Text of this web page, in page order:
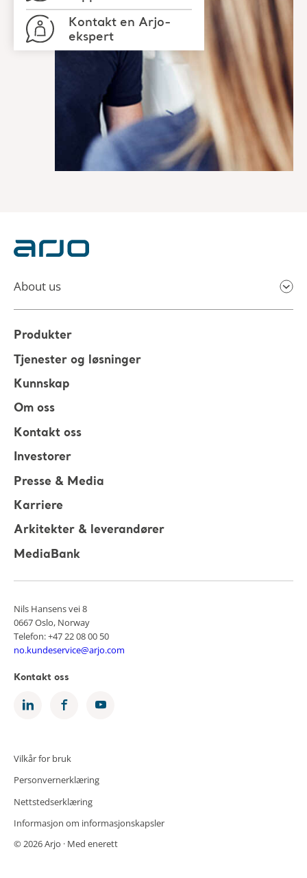
About us
Produkter
Tjenester og løsninger
Kunnskap
Om oss
Kontakt oss
Investorer
Presse & Media
Karriere
Arkitekter & leverandører
MediaBank
Nils Hansens vei 8
0667 Oslo, Norway
Telefon: +47 22 08 00 50
no.kundeservice@arjo.com
Kontakt oss
Vilkår for bruk
Personvernerklæring
Nettstedserklæring
Informasjon om informasjonskapsler
© 2026 Arjo · Med enerett